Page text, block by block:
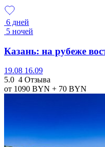
6 дней
5 ночей
Казань: на рубеже
19.08 16.09
5.0 4 Отзыва
от 1090 BYN + 70 BYN